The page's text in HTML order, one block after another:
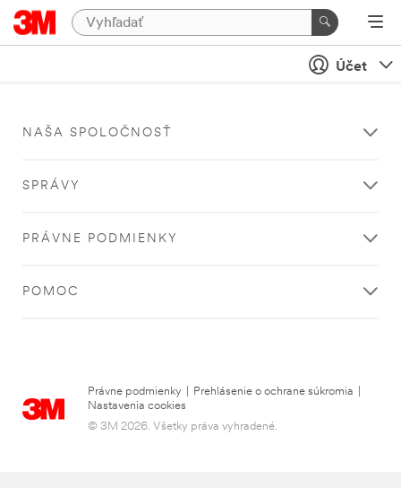
Účet
NAŠA SPOLOČNOSŤ
SPRÁVY
PRÁVNE PODMIENKY
POMOC
Právne podmienky Prehlásenie o ochrane súkromia
Nastavenia cookies
© 3M 2026. Všetky práva vyhradené.